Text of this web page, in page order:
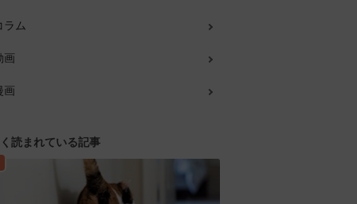
ラム
画
画
読まれている記事